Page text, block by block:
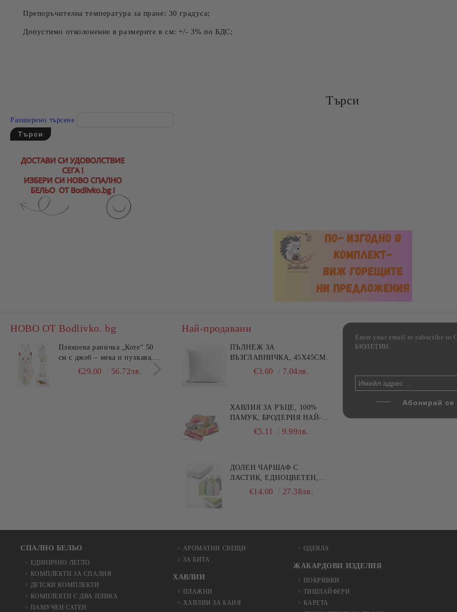
Препоръчителна температура за пране: 30 градуса;
Допустимо отколонение в размерите в см: +/- 3% по БДС;
Търси
Разширено търсене
НОВО ОТ Bodlivko. bg
Плюшена раничка „Коте“ 50
см с джоб – мека и пухкава,
€29.00 56.72лв.
Комплект жакардова калъфка
45x45 см и тишлайфер 45x140
см – Къща с цветя
€22.49 43.99лв.
€25.00
Комплект 2 стъклени тави
Най-продавани
ПЪЛНЕЖ ЗА
ВЪЗГЛАВНИЧКА, 45X45СМ.
€3.60 7.04лв.
ХАВЛИЯ ЗА РЪЦЕ, 100%
ПАМУК, БРОДЕРИЯ НАЙ-
ДОБАРАТА МАЙКА/БАБА ,
€5.11 9.99лв.
ДОЛЕН ЧАРШАФ С
ЛАСТИК, ЕДНОЦВЕТЕН,
100% ПАМУК, РАЗЛИЧНИ
€14.00 27.38лв.
Enter your email to subscribe
БЮЛЕТИН:
СПАЛНО БЕЛЬО
ЕДИНИЧНО ЛЕГЛО
КОМПЛЕКТИ ЗА СПАЛНЯ
ДЕТСКИ КОМПЛЕКТИ
КОМПЛЕКТИ С ДВА ПЛИКА
ПАМУЧЕН САТЕН
АРОМАТНИ СВЕЩИ
ЗА БИТА
ХАВЛИИ
ПЛАЖНИ
ХАВЛИИ ЗА БАНЯ
ОДЕЯЛА
ЖАКАРДОВИ ИЗДЕЛИЯ
ПОКРИВКИ
ТИШЛАЙФЕРИ
КАРЕТА